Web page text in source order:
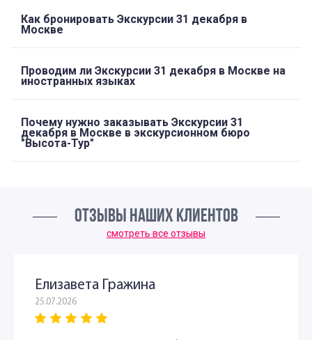
Как бронировать Экскурсии 31 декабря в
Москве
Проводим ли Экскурсии 31 декабря в Москве на
иностранных языках
Почему нужно заказывать Экскурсии 31
декабря в Москве в экскурсионном бюро
"Высота-Тур"
ОТЗЫВЫ НАШИХ КЛИЕНТОВ
смотреть все отзывы
Елизавета Гражина
25.07.2026